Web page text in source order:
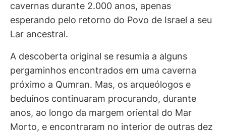
cavernas durante 2.000 anos, apenas
esperando pelo retorno do Povo de Israel a seu
Lar ancestral.
A descoberta original se resumia a alguns
pergaminhos encontrados em uma caverna
próximo a Qumran. Mas, os arqueólogos e
beduínos continuaram procurando, durante
anos, ao longo da margem oriental do Mar
Morto, e encontraram no interior de outras dez